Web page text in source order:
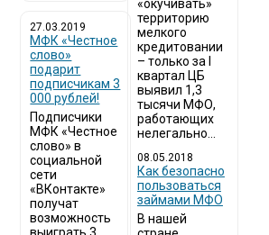
27.03.2019
МФК «Честное
слово»
подарит
подписчикам 3
000 рублей!
Подписчики
МФК «Честное
слово» в
социальной
сети
«ВКонтакте»
получат
возможность
«окучивать»
территорию
мелкого
кредитовании
– только за I
квартал ЦБ
выявил 1,3
тысячи МФО,
работающих
нелегально...
08.05.2018
Как безопасно
пользоваться
займами МФО
В нашей